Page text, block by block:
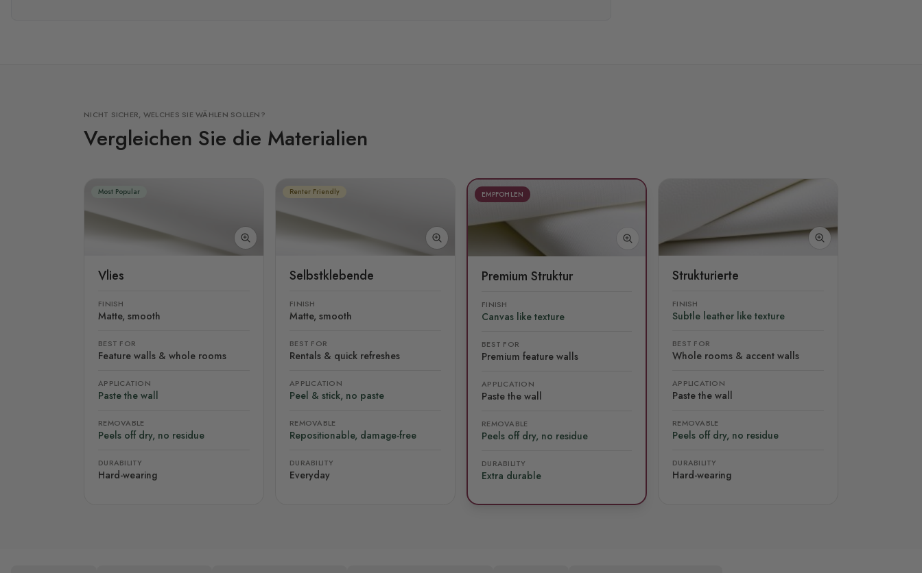
NICHT SICHER, WELCHES SIE WÄHLEN SOLLEN?
Vergleichen Sie die Materialien
Most Popular
Vlies
FINISH
Matte, smooth
BEST FOR
Feature walls & whole rooms
APPLICATION
Paste the wall
REMOVABLE
Peels off dry, no residue
DURABILITY
Hard-wearing
Renter Friendly
Selbstklebende
FINISH
Matte, smooth
BEST FOR
Rentals & quick refreshes
APPLICATION
Peel & stick, no paste
REMOVABLE
Repositionable, damage-free
DURABILITY
Everyday
EMPFOHLEN
Premium Struktur
FINISH
Canvas like texture
BEST FOR
Premium feature walls
APPLICATION
Paste the wall
REMOVABLE
Peels off dry, no residue
DURABILITY
Extra durable
Strukturierte
FINISH
Subtle leather like texture
BEST FOR
Whole rooms & accent walls
APPLICATION
Paste the wall
REMOVABLE
Peels off dry, no residue
DURABILITY
Hard-wearing